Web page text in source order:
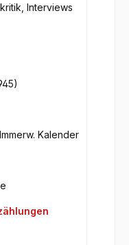
Interviews
Kalender